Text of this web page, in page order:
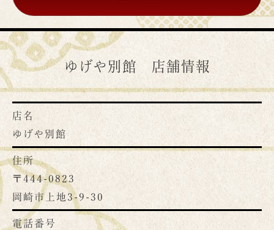
ゆげや別館 店舗情報
店名
ゆげや別館
住所
〒444-0823
岡崎市上地3-9-30
電話番号